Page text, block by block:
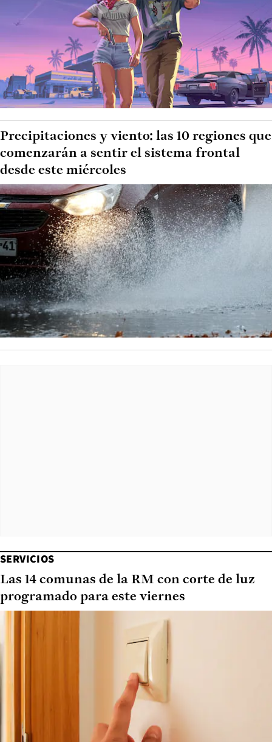
Precipitaciones y viento: las 10 regiones que
comenzarán a sentir el sistema frontal
desde este miércoles
SERVICIOS
Las 14 comunas de la RM con corte de luz
programado para este viernes